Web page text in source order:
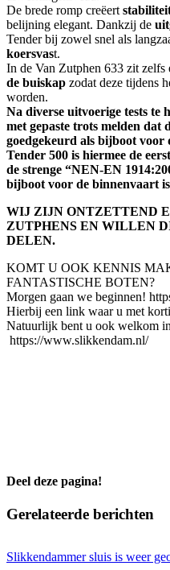
De brede romp creëert
belijning elegant. Dankzij de
Tender bij zowel snel als
koersvast.
In de Van Zutphen 633 zit zelfs
de buiskap zodat deze tijdens
worden.
Na diverse uitvoerige tests te
met gepaste trots melden dat
goedgekeurd als bijboot
Tender 500 is hiermee de
de strenge “NEN-EN
bijboot voor de binnenvaart
WIJ ZIJN ONTZETTEND
ZUTPHENS EN WILLEN
DELEN.
KOMT U OOK KENNIS
FANTASTISCHE BOTEN?
Morgen gaan we beginnen!
Hierbij een link waar u met
Natuurlijk bent u ook welkom
https://www.slikkendam.nl/
Deel deze pagina!
Facebook
X
LinkedIn
WhatsApp
E-
Gerelateerde berichten
Slikkendammer sluis is weer